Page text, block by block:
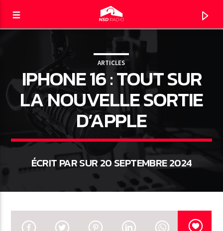
NSD RADIO
LE DIRECT
EN CE MOMENT
ARTICLES
IPHONE 16 : TOUT SUR
LA NOUVELLE SORTIE
D’APPLE
ÉCRIT PAR SUR 20 SEPTEMBRE 2024